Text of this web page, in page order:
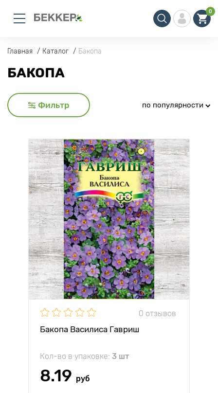
0
Главная Каталог Бакопа
БАКОПА
Фильтр по популярности
0 отзывов
Бакопа Василиса Гавриш
Кол-во в упаковке: 3 шт
8.19 руб